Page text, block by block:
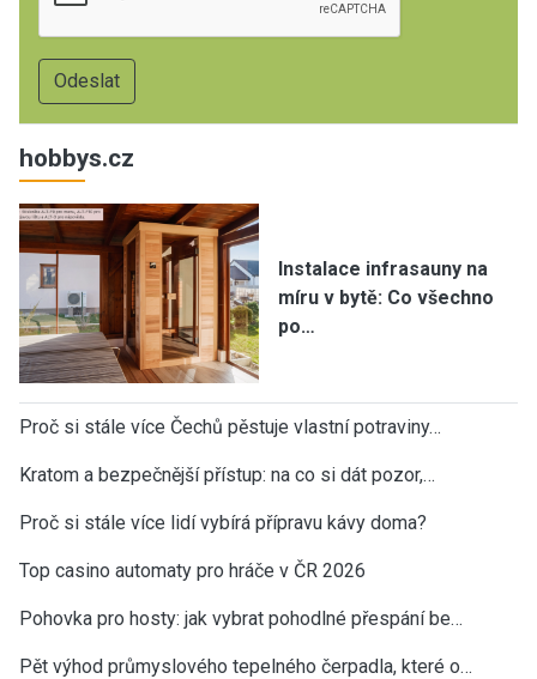
hobbys.cz
Instalace infrasauny na
míru v bytě: Co všechno
po…
Proč si stále více Čechů pěstuje vlastní potraviny…
Kratom a bezpečnější přístup: na co si dát pozor,…
Proč si stále více lidí vybírá přípravu kávy doma?
Top casino automaty pro hráče v ČR 2026
Pohovka pro hosty: jak vybrat pohodlné přespání be…
Pět výhod průmyslového tepelného čerpadla, které o…